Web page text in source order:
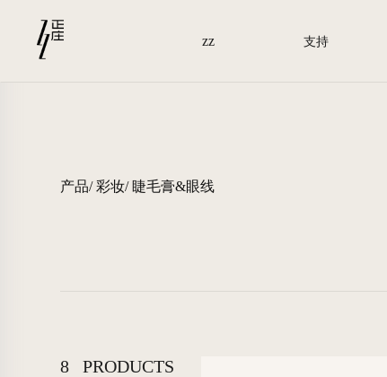
zz 支持
产品/ 彩妆/ 睫毛膏&眼线
8 PRODUCTS